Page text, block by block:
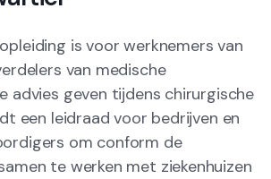
is voor werknemers van
van medische
advies geven tijdens chirurgische
een leidraad voor bedrijven en
om conform de
te werken met ziekenhuizen